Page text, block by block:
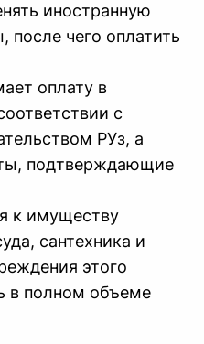
иностранную
после чего оплатить
оплату в
с
РУз, а
подтверждающие
к имуществу
сантехника и
этого
в полном объеме